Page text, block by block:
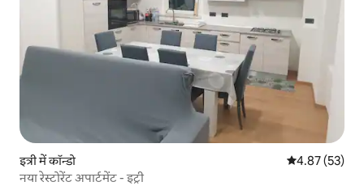
इत्री में कॉन्डो औसत रेटिंग 5 में
4.87 (53)
नया रेस्टोरेंट अपार्टमेंट - इट्री